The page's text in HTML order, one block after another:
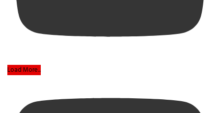
Load More...